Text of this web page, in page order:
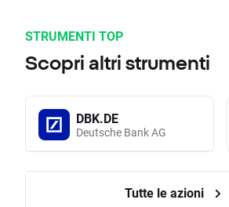
STRUMENTI TOP
Scopri altri strumenti
DBK.DE
Deutsche Bank AG
Tutte le azioni